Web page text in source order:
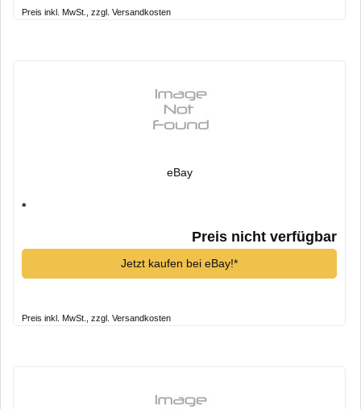
Preis inkl. MwSt., zzgl. Versandkosten
eBay
*
Preis nicht verfügbar
Jetzt kaufen bei eBay!*
Preis inkl. MwSt., zzgl. Versandkosten